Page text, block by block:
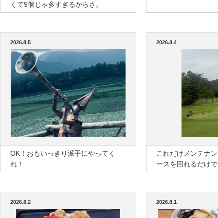
くて9個じゃ多すぎるからさ。
2026.8.5
OK！おもいっきり派手にやってく
れ！
2026.8.4
これだけメンテナ
ースを回れるだけ
2026.8.2 2026.8.1